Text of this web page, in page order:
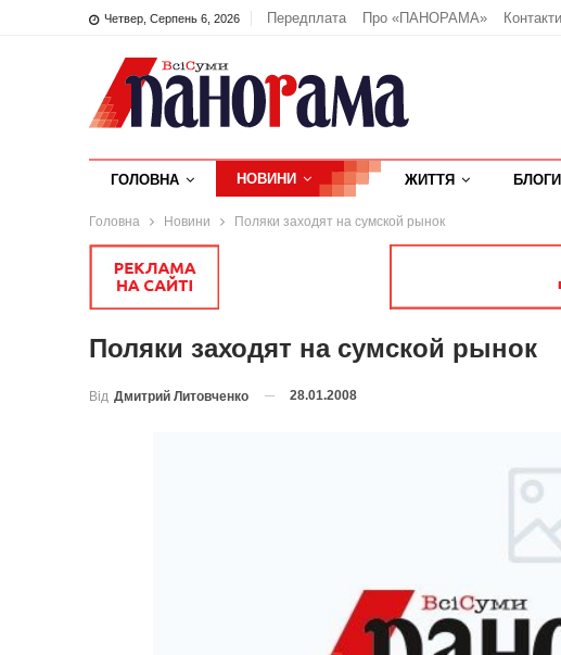
Четвер, Серпень 6, 2026 Передплата Про «ПАНОРАМА» Контакти
ГОЛОВНА НОВИНИ ЖИТТЯ БЛОГИ
Головна Новини Поляки заходят на сумской рынок
Поляки заходят на сумской рынок
Від Дмитрий Литовченко 28.01.2008